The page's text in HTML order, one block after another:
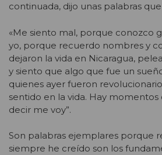
continuada, dijo unas palabras
«Me siento mal, porque conozco
yo, porque recuerdo nombres y
dejaron la vida en Nicaragua,
y siento que algo que fue un
quienes ayer fueron
sentido en la vida. Hay momentos
decir me voy”.
Son palabras ejemplares porque
siempre he creído son los